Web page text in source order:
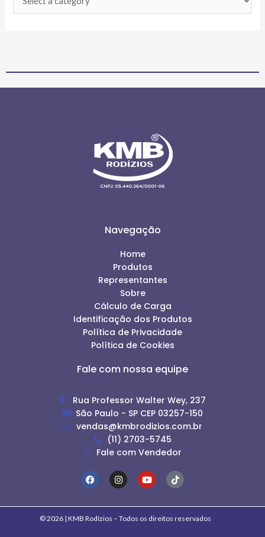
Navegação
Home
Produtos
Representantes
Sobre
Cálculo de Carga
Identificação dos Produtos
Política de Privacidade
Política de Cookies
Fale com nossa equipe
Rua Professor Walter Wey, 237
São Paulo - SP CEP 03257-150
vendas@kmbrodizios.com.br
(11) 2703-5745
Fale com Vendedor
© 2026 | KMB Rodízios – Todos os direitos reservados